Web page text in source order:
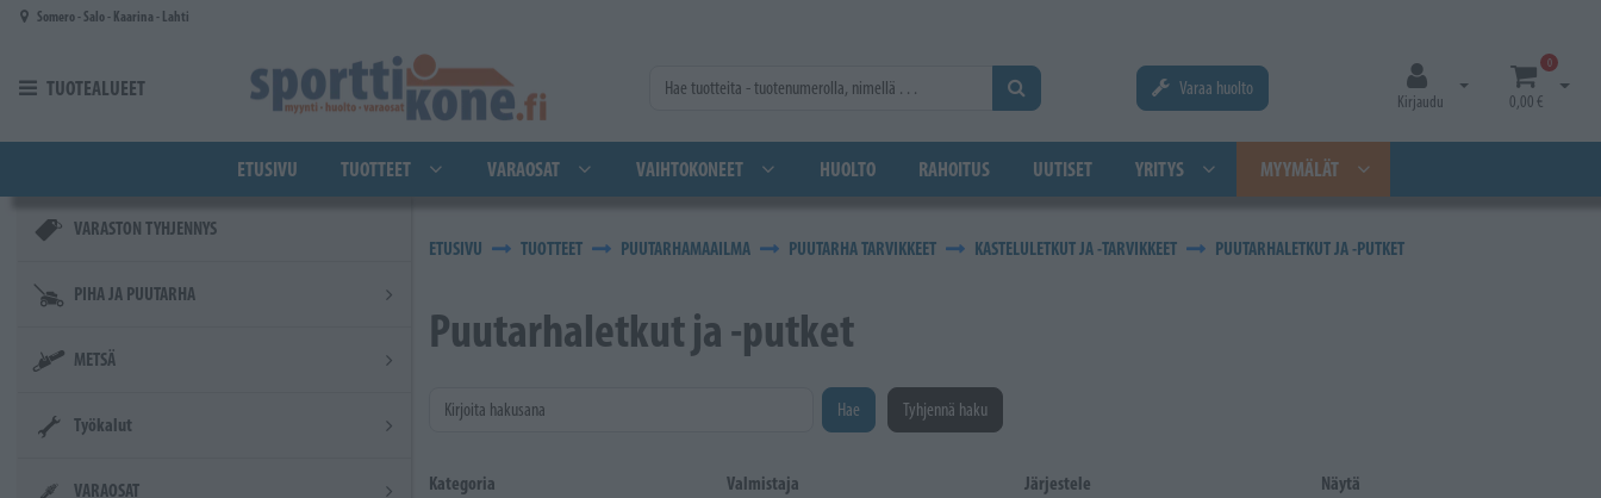
Siirry pääsisältöön
Somero - Salo - Kaarina - Lahti
TUOTEALUEET Varaa huolto
Kirjaudu
Avaa kirjautuminen
0
0,00 €
Avaa
ETUSIVU TUOTTEET VARAOSAT VAIHTOKONEET HUOLTO RAHOITUS UUTISET YRITYS MYYMÄLÄT
VARASTON TYHJENNYS
PIHA JA PUUTARHA
METSÄ
Työkalut
VARAOSAT
ETUSIVU TUOTTEET PUUTARHAMAAILMA PUUTARHA TARVIKKEET KASTELULETKUT JA -TARVIKKEET PUUTARHALETKUT JA -PUTKET
Puutarhaletkut ja -putket
Kirjoita hakusana Hae Tyhjennä haku
Kategoria Valmistaja Järjestele Näytä